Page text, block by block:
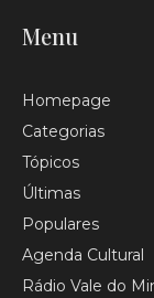
Menu
Homepage
Categorias
Tópicos
Últimas
Populares
Agenda Cultural
Rádio Vale do